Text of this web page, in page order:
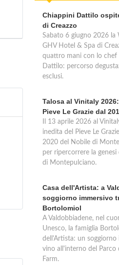
Chiappini Dattilo
di Creazzo
Sabato 6 giugno 2026 la
GHV Hotel & Spa di
quattro mani con lo chef
Dattilo: percorso
esclusi.
Talosa al Vinitaly
Pieve Le Grazie dal
Il 13 aprile 2026 al
inedita del Pieve Le
2020 del Nobile di
per ripercorrere la
di Montepulciano.
Casa dell'Artista: a
soggiorno immersivo
Bortolomiol
A Valdobbiadene, nel
Unesco, la famiglia
dell'Artista: un
vino all'interno del
Farm.